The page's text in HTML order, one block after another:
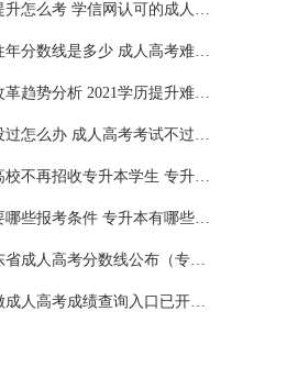
成人学历提升怎么考 学信网认可的成人考试学历介绍
成人高考往年分数线是多少 成人高考难度预测
学历提升改革趋势分析 2021学历提升难度将加大
成人高考没过怎么办 成人高考考试不过还能补考吗
多所知名高校不再招收专升本学生 专升本或将受限
专升本需要哪些报考条件 专升本有哪些报考形式
2021年山东省成人高考分数线公布（专升本、高起本、高起专）
2021年安徽成人高考成绩查询入口已开通 今日起可查询成绩